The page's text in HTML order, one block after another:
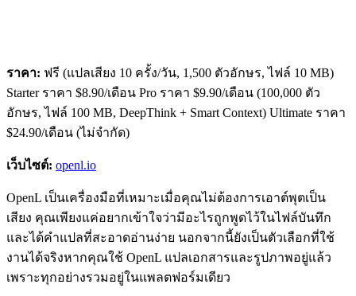
ราคา: ฟรี (แปลเสียง 10 ครั้ง/วัน, 1,500 ตัวอักษร, ไฟล์ 10 MB)
Starter ราคา $8.90/เดือน Pro ราคา $9.90/เดือน (100,000 ตัว
อักษร, ไฟล์ 100 MB, DeepThink + Smart Context) Ultimate ราคา
$24.90/เดือน (ไม่จำกัด)
เว็บไซต์: openl.io
OpenL เป็นเครื่องมือที่เหมาะเมื่อคุณไม่ต้องการเอาต์พุตเป็น
เสียง คุณเพียงแค่อยากเข้าใจว่ามีอะไรถูกพูดไว้ในไฟล์บันทึก
และได้คำแปลที่สะอาดอ่านง่าย นอกจากนี้ยังเป็นตัวเลือกที่ใช้
งานได้จริงหากคุณใช้ OpenL แปลเอกสารและรูปภาพอยู่แล้ว
เพราะทุกอย่างรวมอยู่ในแพลตฟอร์มเดียว